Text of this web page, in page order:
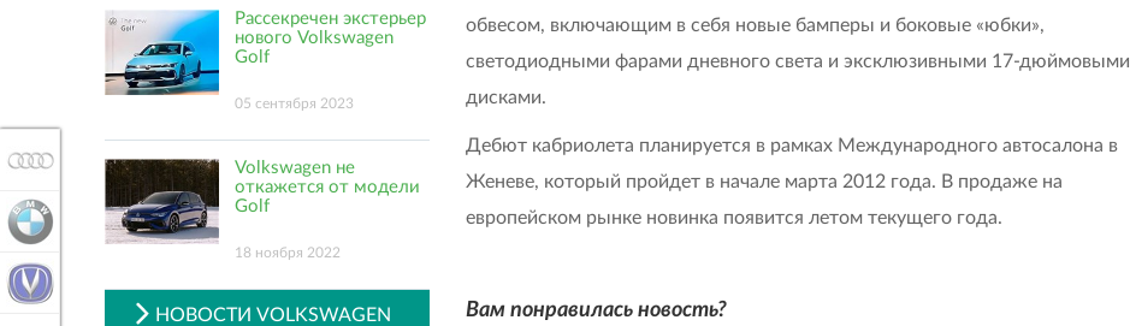
обвесом, включающим в себя новые бамперы и боковые «юбки»,
светодиодными фарами дневного света и эксклюзивными 17-дюймовыми
дисками.
Дебют кабриолета планируется в рамках Международного автосалона в
Женеве, который пройдет в начале марта 2012 года. В продаже на
европейском рынке новинка появится летом текущего года.
Вам понравилась новость?
Рассекречен экстерьер
нового Volkswagen
Golf
05 сентября 2023
Volkswagen не
откажется от модели
Golf
18 ноября 2022
НОВОСТИ VOLKSWAGEN
AUDI